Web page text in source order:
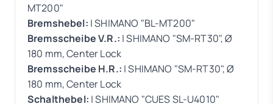
MT200"
Bremshebel: | SHIMANO "BL-MT200"
Bremsscheibe V.R.: | SHIMANO "SM-RT30", Ø
180 mm, Center Lock
Bremsscheibe H.R.: | SHIMANO "SM-RT30", Ø
180 mm, Center Lock
Schalthebel: | SHIMANO "CUES SL-U4010"